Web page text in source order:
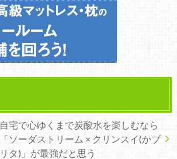
自宅で心ゆくまで炭酸水を楽しむなら
「ソーダストリーム × クリンスイ(かブ
リタ)」が最強だと思う